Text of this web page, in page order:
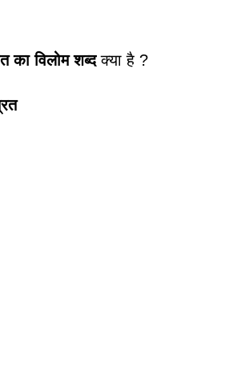
का विलोम शब्दक्या है ?